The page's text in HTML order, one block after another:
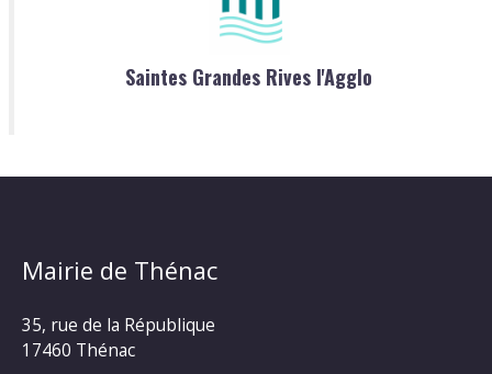
Saintes Grandes Rives l'Agglo
Mairie de Thénac
35, rue de la République
17460 Thénac